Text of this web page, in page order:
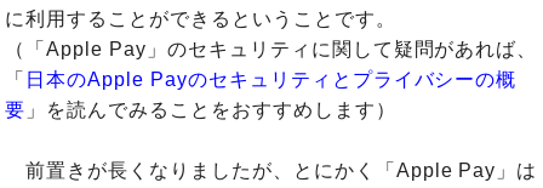
に利用することができるということです。
（「Apple Pay」のセキュリティに関して疑問があれば、
「 日本のApple Payのセキュリティとプライバシーの概
要 」を読んでみることをおすすめします）
前置きが長くなりましたが、とにかく「Apple Pay」は